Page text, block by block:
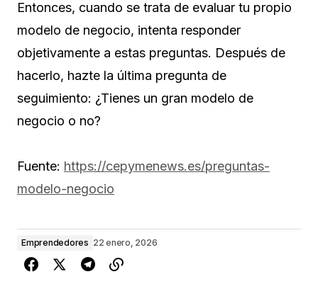
Entonces, cuando se trata de evaluar tu propio
modelo de negocio, intenta responder
objetivamente a estas preguntas. Después de
hacerlo, hazte la última pregunta de
seguimiento: ¿Tienes un gran modelo de
negocio o no?
Fuente: https://cepymenews.es/preguntas-
modelo-negocio
Emprendedores 22 enero, 2026